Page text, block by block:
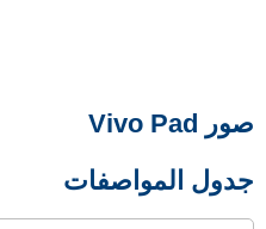
صور Vivo Pad
جدول المواصفات